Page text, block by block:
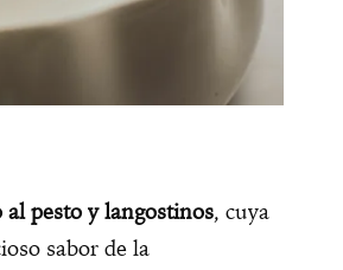
pesto y langostinos, cuya
sabor de la